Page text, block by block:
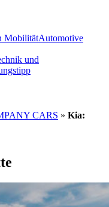
MobilitätAutomotive
und
CARS » Kia: